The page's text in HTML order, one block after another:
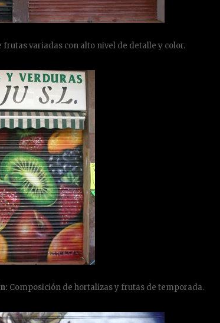
frutas variadas con alto nivel de detalle y color.
Composición de hortalizas y frutas de temporada.